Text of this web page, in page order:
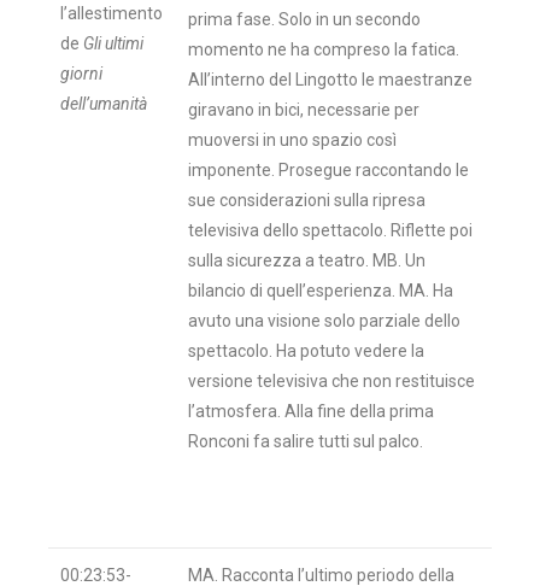
l’allestimento
de Gli ultimi
giorni
dell’umanità
prima fase. Solo in un secondo
momento ne ha compreso la fatica.
All’interno del Lingotto le maestranze
giravano in bici, necessarie per
muoversi in uno spazio così
imponente. Prosegue raccontando le
sue considerazioni sulla ripresa
televisiva dello spettacolo. Riflette poi
sulla sicurezza a teatro. MB. Un
bilancio di quell’esperienza. MA. Ha
avuto una visione solo parziale dello
spettacolo. Ha potuto vedere la
versione televisiva che non restituisce
l’atmosfera. Alla fine della prima
Ronconi fa salire tutti sul palco.
00:23:53-
MA. Racconta l’ultimo periodo della